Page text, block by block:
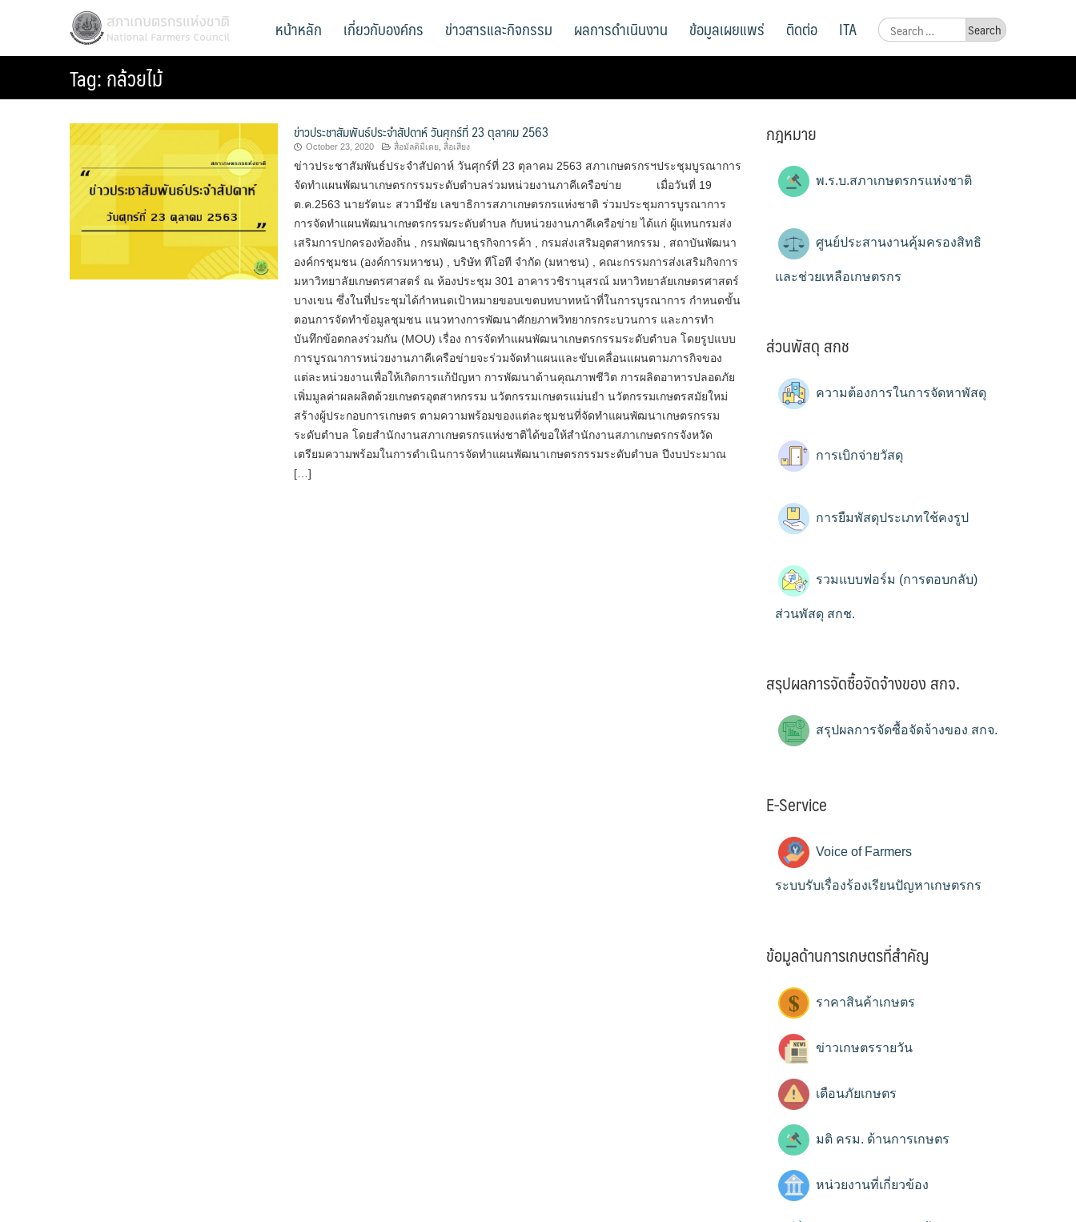
สภาเกษตรกรแห่งชาติ
National Farmers Council
Search
for:
หน้าหลัก เกี่ยวกับองค์กร ข่าวสารและกิจกรรม ผลการดำเนินงาน ข้อมูลเผยแพร่ ติดต่อ ITA
Tag:กล้วยไม้
ข่าวประชาสัมพันธ์ประจำสัปดาห์ วันศุกร์ที่ 23 ตุลาคม 2563
October 23, 2020 สื่อมัลติมีเดย, สื่อเสียง
ข่าวประชาสัมพันธ์ประจำสัปดาห์ วันศุกร์ที่ 23 ตุลาคม 2563 สภาเกษตรกรฯประชุมบูรณาการ
จัดทำแผนพัฒนาเกษตรกรรมระดับตำบลร่วมหน่วยงานภาคีเครือข่าย เมื่อวันที่ 19
ต.ค.2563 นายรัตนะ สวามีชัย เลขาธิการสภาเกษตรกรแห่งชาติ ร่วมประชุมการบูรณาการ
การจัดทำแผนพัฒนาเกษตรกรรมระดับตำบล กับหน่วยงานภาคีเครือข่าย ได้แก่ ผู้แทนกรมส่ง
เสริมการปกครองท้องถิ่น , กรมพัฒนาธุรกิจการค้า , กรมส่งเสริมอุตสาหกรรม , สถาบันพัฒนา
องค์กรชุมชน (องค์การมหาชน) , บริษัท ทีโอที จำกัด (มหาชน) , คณะกรรมการส่งเสริมกิจการ
มหาวิทยาลัยเกษตรศาสตร์ ณ ห้องประชุม 301 อาคารวชิรานุสรณ์ มหาวิทยาลัยเกษตรศาสตร์
บางเขน ซึ่งในที่ประชุมได้กำหนดเป้าหมายขอบเขตบทบาทหน้าที่ในการบูรณาการ กำหนดขั้น
ตอนการจัดทำข้อมูลชุมชน แนวทางการพัฒนาศักยภาพวิทยากรกระบวนการ และการทำ
บันทึกข้อตกลงร่วมกัน (MOU) เรื่อง การจัดทำแผนพัฒนาเกษตรกรรมระดับตำบล โดยรูปแบบ
การบูรณาการหน่วยงานภาคีเครือข่ายจะร่วมจัดทำแผนและขับเคลื่อนแผนตามภารกิจของ
แต่ละหน่วยงานเพื่อให้เกิดการแก้ปัญหา การพัฒนาด้านคุณภาพชีวิต การผลิตอาหารปลอดภัย
เพิ่มมูลค่าผลผลิตด้วยเกษตรอุตสาหกรรม นวัตกรรมเกษตรแม่นยำ นวัตกรรมเกษตรสมัยใหม่
สร้างผู้ประกอบการเกษตร ตามความพร้อมของแต่ละชุมชนที่จัดทำแผนพัฒนาเกษตรกรรม
ระดับตำบล โดยสำนักงานสภาเกษตรกรแห่งชาติได้ขอให้สำนักงานสภาเกษตรกรจังหวัด
เตรียมความพร้อมในการดำเนินการจัดทำแผนพัฒนาเกษตรกรรมระดับตำบล ปีงบประมาณ
[…]
กฎหมาย
พ.ร.บ.สภาเกษตรกรแห่งชาติ
ศูนย์ประสานงานคุ้มครองสิทธิ
และช่วยเหลือเกษตรกร
ส่วนพัสดุ สกช
ความต้องการในการจัดหาพัสดุ
การเบิกจ่ายวัสดุ
การยืมพัสดุประเภทใช้คงรูป
รวมแบบฟอร์ม (การตอบกลับ)
ส่วนพัสดุ สกช.
สรุปผลการจัดซื้อจัดจ้างของ สกจ.
สรุปผลการจัดซื้อจัดจ้างของ สกจ.
E-Service
Voice of Farmers
ระบบรับเรื่องร้องเรียนปัญหาเกษตรกร
ข้อมูลด้านการเกษตรที่สำคัญ
ราคาสินค้าเกษตร
ข่าวเกษตรรายวัน
เตือนภัยเกษตร
มติ ครม. ด้านการเกษตร
หน่วยงานที่เกี่ยวข้อง